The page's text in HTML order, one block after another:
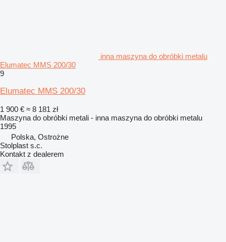
inna maszyna do obróbki metalu
Elumatec MMS 200/30
9
Elumatec MMS 200/30
1 900 € ≈ 8 181 zł
Maszyna do obróbki metali - inna maszyna do obróbki metalu
1995
Polska, Ostrożne
Stolplast s.c.
Kontakt z dealerem